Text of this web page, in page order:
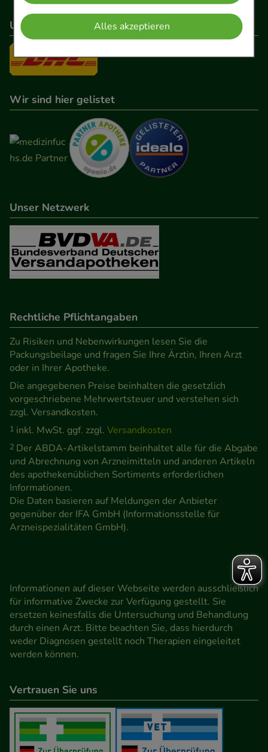
verzichtet werden kann.
Komfort:Diese Cookies werden genutzt um das
Einkaufserlebnis noch ansprechender zu gestalten,
beispielsweise für die Wiedererkennung des
Verhaltensweisen (z.B. Spracheinstellung)
anzupassen. Komfort-Cookies ermöglichen es uns
auch auf Ihre Bedürfnisse zugeschrittene Inhalte
anzuzeigen und unser Partnerprogramm zu
Statistik & Tracking:
Informationen über die Art und Weise der Nutzung
unserer Website sammeln, mit deren Hilfe wir
unsere Website weiter für Sie optimieren können,
den Inhalt auf unserer Website aber auch die
teilweise an Dritte wie z.B. Google oder soziale
Medien übertragen werden.
Alles akzeptieren
Unser Versanddienstleister
Wir sind hier gelistet
Unser Netzwerk
Rechtliche Pflichtangaben
Zu Risiken und Nebenwirkungen lesen Sie die
Packungsbeilage und fragen Sie Ihre Ärztin, Ihren Arzt
oder in Ihrer Apotheke.
Die angegebenen Preise beinhalten die gesetzlich
vorgeschriebene Mehrwertsteuer und verstehen sich
zzgl. Versandkosten.
1 inkl. MwSt. ggf. zzgl. Versandkosten
2 Der ABDA-Artikelstamm beinhaltet alle für die Abgabe
und Abrechnung von Arzneimitteln und anderen Artikeln
des apothekenüblichen Sortiments erforderlichen
Informationen.
Die Daten basieren auf Meldungen der Anbieter
gegenüber der IFA GmbH (Informationsstelle für
Arzneispezialitäten GmbH).
Informationen auf dieser Webseite werden ausschließlich
für informative Zwecke zur Verfügung gestellt. Sie
ersetzen keinesfalls die Untersuchung und Behandlung
durch einen Arzt. Bitte beachten Sie, dass hierdurch
weder Diagnosen gestellt noch Therapien eingeleitet
werden können.
Vertrauen Sie uns